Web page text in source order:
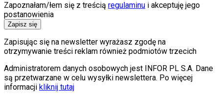
Zapoznałam/łem się z treścią regulaminu i akceptuję jego
postanowienia
Zapisz się
Zapisując się na newsletter wyrażasz zgodę na
otrzymywanie treści reklam również podmiotów trzecich
Administratorem danych osobowych jest INFOR PL S.A. Dane
są przetwarzane w celu wysyłki newslettera. Po więcej
informacji kliknij tutaj